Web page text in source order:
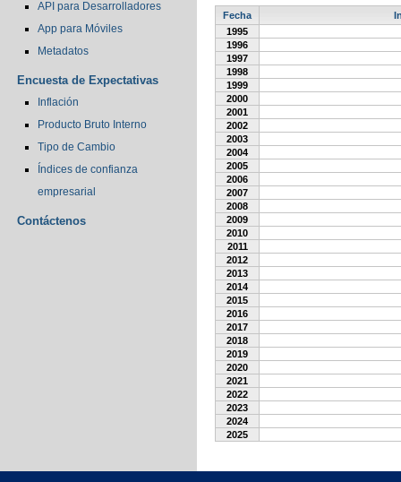
API para Desarrolladores
App para Móviles
Metadatos
Encuesta de Expectativas
Inflación
Producto Bruto Interno
Tipo de Cambio
Índices de confianza
empresarial
Contáctenos
Fecha
1995
1996
1997
1998
1999
2000
2001
2002
2003
2004
2005
2006
2007
2008
2009
2010
2011
2012
2013
2014
2015
2016
2017
2018
2019
2020
2021
2022
2023
2024
2025